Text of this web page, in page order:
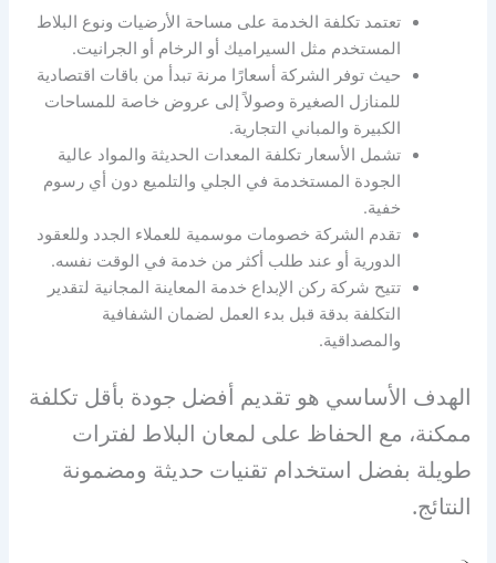
تعتمد تكلفة الخدمة على مساحة الأرضيات ونوع البلاط
المستخدم مثل السيراميك أو الرخام أو الجرانيت.
حيث توفر الشركة أسعارًا مرنة تبدأ من باقات اقتصادية
للمنازل الصغيرة وصولاً إلى عروض خاصة للمساحات
الكبيرة والمباني التجارية.
تشمل الأسعار تكلفة المعدات الحديثة والمواد عالية
الجودة المستخدمة في الجلي والتلميع دون أي رسوم
خفية.
تقدم الشركة خصومات موسمية للعملاء الجدد وللعقود
الدورية أو عند طلب أكثر من خدمة في الوقت نفسه.
تتيح شركة ركن الإبداع خدمة المعاينة المجانية لتقدير
التكلفة بدقة قبل بدء العمل لضمان الشفافية
والمصداقية.
الهدف الأساسي هو تقديم أفضل جودة بأقل تكلفة
ممكنة، مع الحفاظ على لمعان البلاط لفترات
طويلة بفضل استخدام تقنيات حديثة ومضمونة
النتائج.